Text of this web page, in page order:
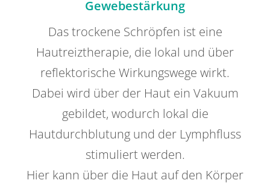
Gewebestärkung
Das trockene Schröpfen ist eine
Hautreiztherapie, die lokal und über
reflektorische Wirkungswege wirkt.
Dabei wird über der Haut ein Vakuum
gebildet, wodurch lokal die
Hautdurchblutung und der Lymphfluss
stimuliert werden.
Hier kann über die Haut auf den Körper